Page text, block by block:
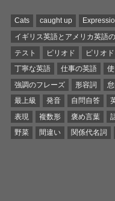
Cats caught up
イギリス英語とアメリカ英語
テスト
ピリオド
ピリオ
丁寧な英語
仕事の英語
強調のフレーズ
形容詞
最上級
発音 自問自答
表現
複数形 褒め言葉
野菜
間違い 関係代名詞